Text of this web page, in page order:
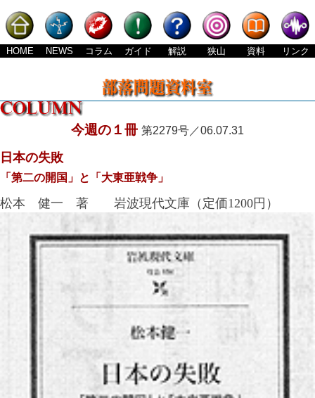
HOME NEWS コラム ガイド 解説 狭山 資料 リンク
今週の１冊 第2279号／06.07.31
日本の失敗
「第二の開国」と「大東亜戦争」
松本 健一 著 岩波現代文庫（定価1200円）